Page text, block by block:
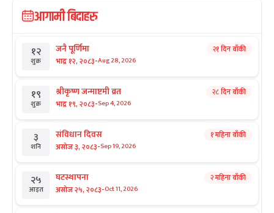
आगामी बिदाहरु
१२
शुक्र
जनै पूर्णिमा
भाद्र १२, २०८३-Aug 28, 2026
२१ दिन बाँकी
१९
शुक्र
श्रीकृष्ण जन्माष्टमी व्रत
भाद्र १९, २०८३-Sep 4, 2026
२८ दिन बाँकी
३
शनि
संविधान दिवस
असोज ३, २०८३-Sep 19, 2026
१ महिना बाँकी
२५
आइत
घटस्थापना
असोज २५, २०८३-Oct 11, 2026
२ महिना बाँकी